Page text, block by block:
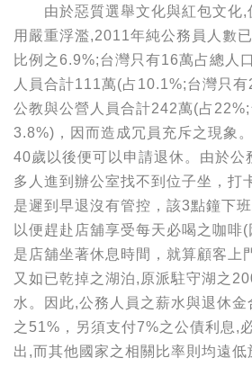
由於惡質選舉文化與紅包文化,
用嚴重浮濫,2011年純公務員人數
比例之6.9%;台灣只有16萬占總人
人員合計111萬(占10.1%;台灣只
公教與公營人員合計242萬(占
3.8%)，因而造成冗員充斥之現象
40歲以後便可以申請退休。由於公
多人進到辦公室找不到位子坐，打
是遲到早退沒有管控，該3點鐘下
以便趕赴店舖享受每天必喝之咖啡
是店舖坐著休息時間，就算顧客上
又如已乾掉之湖泊,原派駐守湖之
水。因此,公務人員之薪水與退休金
之51%，另須支付7%之公債利息,
出,而其他國家之相關比率則均遠低